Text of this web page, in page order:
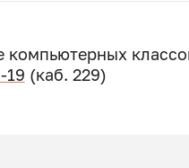
компьютерных
19 (каб. 229)